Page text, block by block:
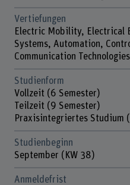
Vertiefungen
Electric Mobility, Electrical
Systems, Automation,
Communication Technologies
Studienform
Vollzeit (6 Semester)
Teilzeit (9 Semester)
Praxisintegriertes Studium
Studienbeginn
September (KW 38)
Anmeldefrist